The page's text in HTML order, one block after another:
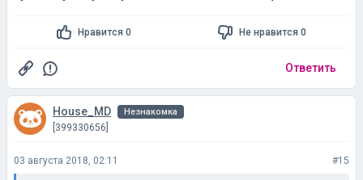
Нравится 0 Не нравится 0
Ответить
House_MD Незнакомка
[399330656]
03 августа 2018, 02:11 #15